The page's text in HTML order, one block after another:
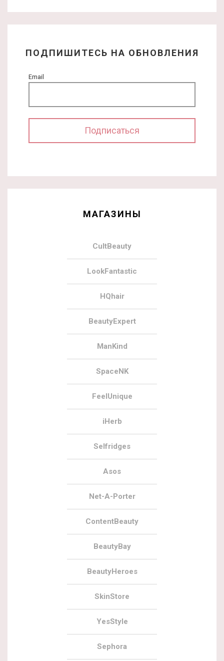
ПОДПИШИТЕСЬ НА ОБНОВЛЕНИЯ
Email
МАГАЗИНЫ
CultBeauty
LookFantastic
HQhair
BeautyExpert
ManKind
SpaceNK
FeelUnique
iHerb
Selfridges
Asos
Net-A-Porter
ContentBeauty
BeautyBay
BeautyHeroes
SkinStore
YesStyle
Sephora